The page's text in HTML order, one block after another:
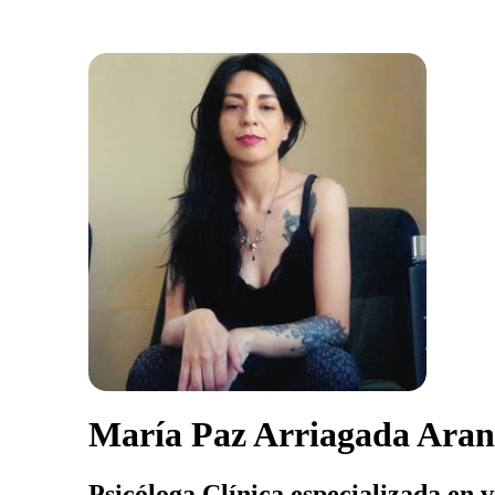
María Paz Arriagada